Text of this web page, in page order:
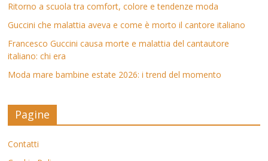
Ritorno a scuola tra comfort, colore e tendenze moda
Guccini che malattia aveva e come è morto il cantore italiano
Francesco Guccini causa morte e malattia del cantautore
italiano: chi era
Moda mare bambine estate 2026: i trend del momento
Pagine
Contatti